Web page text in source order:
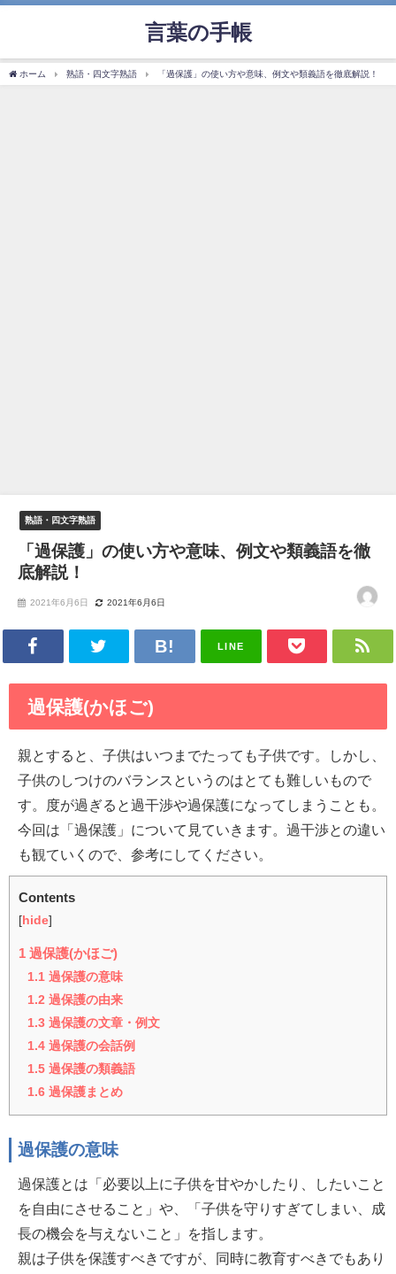
言葉の手帳
ホーム 熟語・四文字熟語 「過保護」の使い方や意味、例文や類義語を徹底解説！
熟語・四文字熟語
「過保護」の使い方や意味、例文や類義語を徹
底解説！
2021年6月6日 2021年6月6日
LINE
過保護(かほご)
親とすると、子供はいつまでたっても子供です。しかし、
子供のしつけのバランスというのはとても難しいもので
す。度が過ぎると過干渉や過保護になってしまうことも。
今回は「過保護」について見ていきます。過干渉との違い
も観ていくので、参考にしてください。
Contents
[ hide]
1 過保護(かほご)
1.1 過保護の意味
1.2 過保護の由来
1.3 過保護の文章・例文
1.4 過保護の会話例
1.5 過保護の類義語
1.6 過保護まとめ
過保護の意味
過保護とは「必要以上に子供を甘やかしたり、したいこと
を自由にさせること」や、「子供を守りすぎてしまい、成
長の機会を与えないこと」を指します。
親は子供を保護すべきですが、同時に教育すべきでもあり